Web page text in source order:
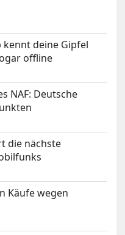
kennt deine Gipfel
offline
NAF: Deutsche
die nächste
Käufe wegen